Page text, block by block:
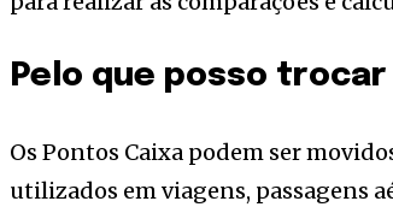
Pelo que posso trocar
Os Pontos Caixa podem ser
utilizados em viagens, passagens